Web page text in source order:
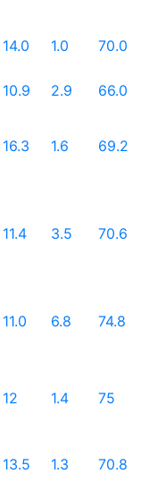
14.0 1.0 70.0
10.9 2.9
66.0
16.3 1.6 69.2
11.4 3.5 70.6
11.0 6.8 74.8
12 1.4 75
13.5 1.3 70.8